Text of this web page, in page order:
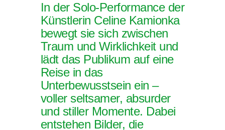
In der Solo-Performance der
Künstlerin Celine Kamionka
bewegt sie sich zwischen
Traum und Wirklichkeit und
lädt das Publikum auf eine
Reise in das
Unterbewusstsein ein –
voller seltsamer, absurder
und stiller Momente. Dabei
entstehen Bilder, die